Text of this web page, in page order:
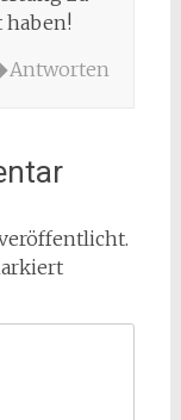
haben!
Antworten